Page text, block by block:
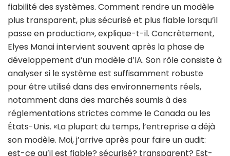
fiabilité des systèmes. Comment rendre un modèle
plus transparent, plus sécurisé et plus fiable lorsqu’il
passe en production», explique-t-il. Concrètement,
Elyes Manai intervient souvent après la phase de
développement d’un modèle d’IA. Son rôle consiste à
analyser si le système est suffisamment robuste
pour être utilisé dans des environnements réels,
notamment dans des marchés soumis à des
réglementations strictes comme le Canada ou les
États-Unis. «La plupart du temps, l’entreprise a déjà
son modèle. Moi, j’arrive après pour faire un audit:
est-ce qu’il est fiable? sécurisé? transparent? Est-